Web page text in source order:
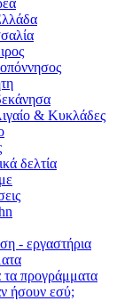
& Κυκλάδες
δελτία
- εργαστήρια
προγράμματα
ήσουν εσύ;